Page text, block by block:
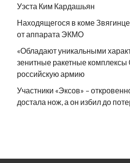
Уэста Ким Кардашьян
Находящегося в коме
от аппарата ЭКМО
«Обладают уникальными
зенитные ракетные комплексы
российскую армию
Участники «Эксов» –
достала нож, а он избил до